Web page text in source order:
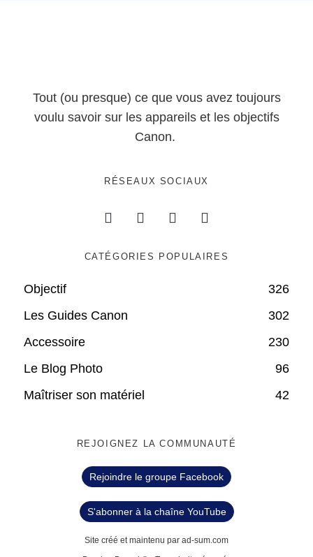
Tout (ou presque) ce que vous avez toujours
voulu savoir sur les appareils et les objectifs
Canon.
RÉSEAUX SOCIAUX
CATÉGORIES POPULAIRES
Objectif
326
Les Guides Canon
302
Accessoire
230
Le Blog Photo
96
Maîtriser son matériel
42
REJOIGNEZ LA COMMUNAUTÉ
Rejoindre le groupe Facebook
S'abonner à la chaîne YouTube
Site créé et maintenu par ad-sum.com